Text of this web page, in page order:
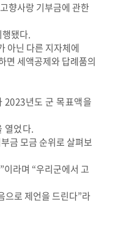
고향사랑 기부금에 관한
행됐다.
아닌 다른 지자체에
면 세액공제와 답례품의
2023년도 군 목표액을
열었다.
금 모금 순위로 살펴보
”이라며 “우리군에서 고
으로 제언을 드린다”라